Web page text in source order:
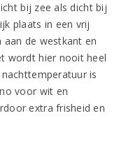
bij zee als dicht bij
plaats in een vrij
aan de westkant en
wordt hier nooit heel
is
voor wit en
extra frisheid en